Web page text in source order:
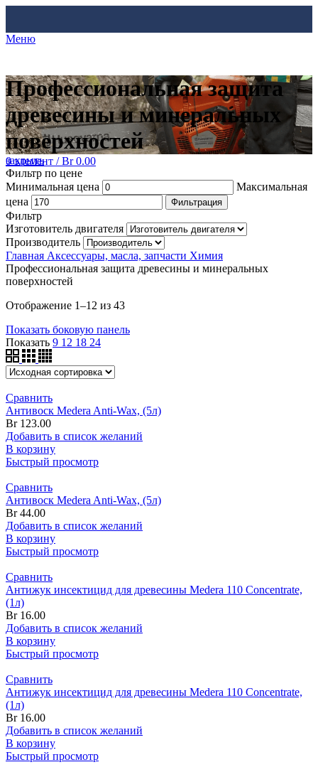
Меню
0элемент / Br0.00
Профессиональная защита
древесины и минеральных
поверхностей
закрыть
Фильтр по цене
Минимальная цена
Максимальная
цена
Фильтрация
Фильтр
Изготовитель двигателя
Производитель
Главная Аксессуары, масла, запчасти Химия
Профессиональная защита древесины и минеральных
поверхностей
Отображение 1–12 из 43
Показать боковую панель
Показать 9 12 18 24
Сравнить
Антивоск Medera Anti-Wax, (5л)
Br123.00
Добавить в список желаний
В корзину
Быстрый просмотр
Сравнить
Антивоск Medera Anti-Wax, (5л)
Br44.00
Добавить в список желаний
В корзину
Быстрый просмотр
Сравнить
Антижук инсектицид для древесины Medera 110 Concentrate,
(1л)
Br16.00
Добавить в список желаний
В корзину
Быстрый просмотр
Сравнить
Антижук инсектицид для древесины Medera 110 Concentrate,
(1л)
Br16.00
Добавить в список желаний
В корзину
Быстрый просмотр